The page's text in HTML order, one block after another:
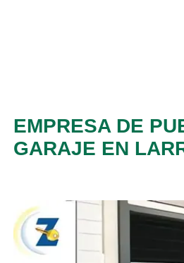
EMPRESA DE
GARAJE EN